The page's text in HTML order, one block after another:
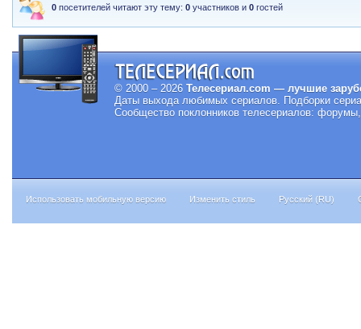
0 посетителей читают эту тему:0 участников и0 гостей
© 2000 – 2026 Телесериал.com — лучшие
Даты выхода любимых сериалов. Подборки
Сообщество поклонников телесериалов:
Использовать мобильную версию Изменить стиль Русский (RU)